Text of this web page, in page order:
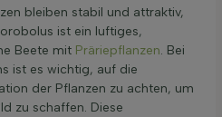
bleiben stabil und attraktiv,
ist ein luftiges,
Beete mit Präriepflanzen. Bei
ist es wichtig, auf die
der Pflanzen zu achten, um
zu schaffen. Diese